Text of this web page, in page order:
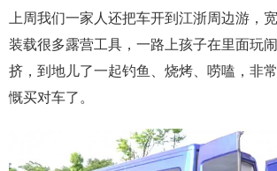
上周我们一家人还把车开到江浙周边游，
装载很多露营工具，一路上孩子在里面玩
挤，到地儿了一起钓鱼、烧烤、唠嗑，非
慨买对车了。